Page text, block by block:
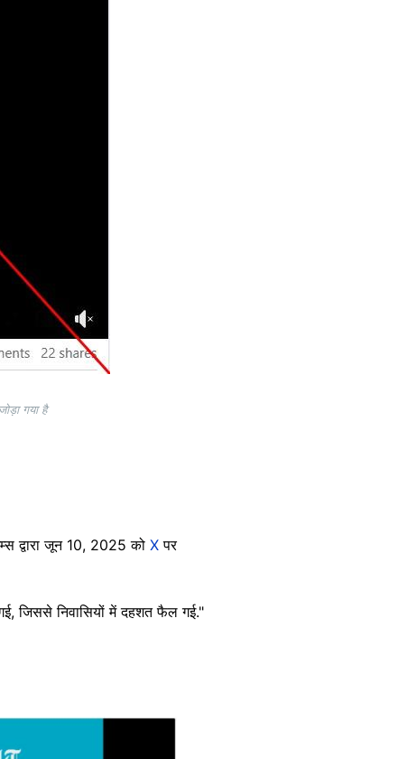
गया है
द्वारा जून 10, 2025 को X पर
जिससे निवासियों में दहशत फैल गई."